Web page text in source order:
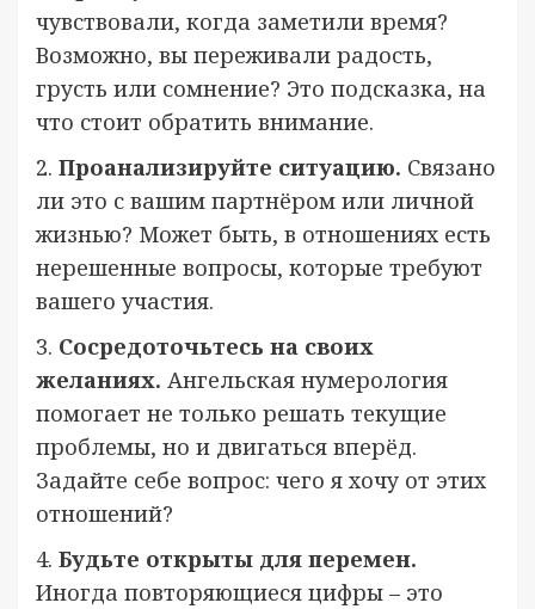
чувствовали, когда заметили время?
Возможно, вы переживали радость,
грусть или сомнение? Это подсказка, на
что стоит обратить внимание.
2. Проанализируйте ситуацию. Связано
ли это с вашим партнёром или личной
жизнью? Может быть, в отношениях есть
нерешенные вопросы, которые требуют
вашего участия.
3. Сосредоточьтесь на своих
желаниях. Ангельская нумерология
помогает не только решать текущие
проблемы, но и двигаться вперёд.
Задайте себе вопрос: чего я хочу от этих
отношений?
4. Будьте открыты для перемен.
Иногда повторяющиеся цифры – это